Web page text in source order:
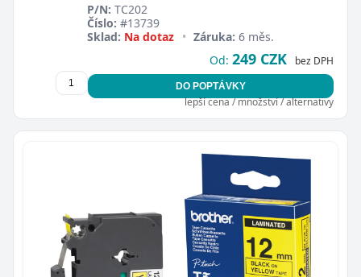
P/N: TC202
Číslo: #13739
Sklad: Na dotaz • Záruka: 6 měs.
Od: 249 CZK bez DPH
DO POPTÁVKY
lepší cena / množství / alternativy